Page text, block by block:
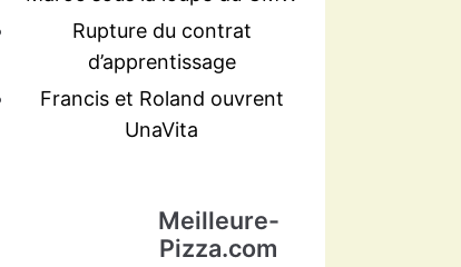
Rupture du contrat
d’apprentissage
Francis et Roland ouvrent
UnaVita
Meilleure-
Pizza.com